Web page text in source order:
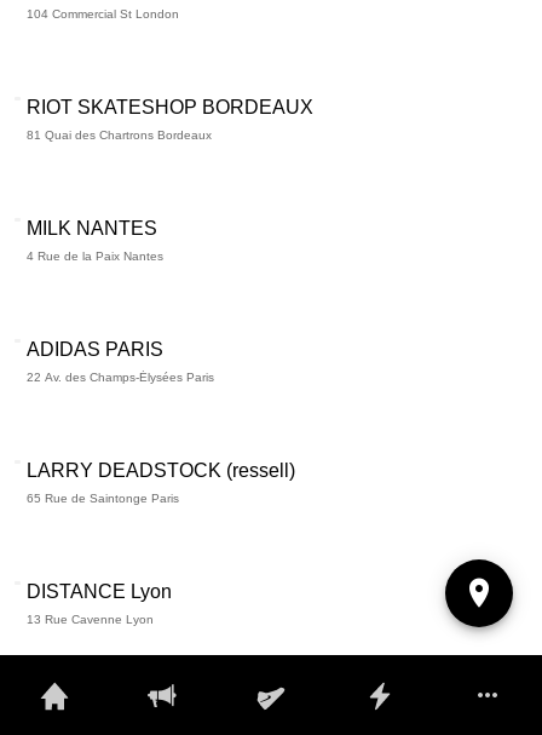
104 Commercial St London
RIOT SKATESHOP BORDEAUX
81 Quai des Chartrons Bordeaux
MILK NANTES
4 Rue de la Paix Nantes
ADIDAS PARIS
22 Av. des Champs-Élysées Paris
LARRY DEADSTOCK (ressell)
65 Rue de Saintonge Paris
DISTANCE Lyon
13 Rue Cavenne Lyon
DISTANCE Paris